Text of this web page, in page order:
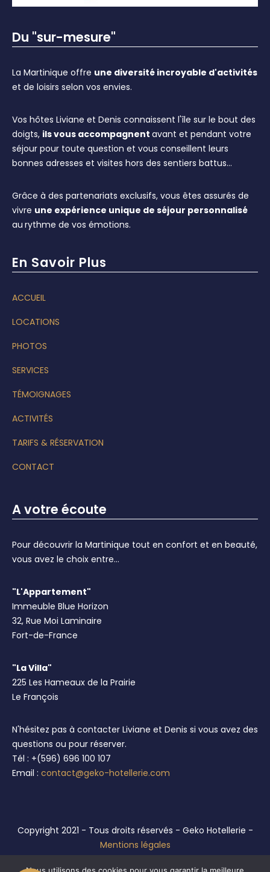
Du "sur-mesure"
La Martinique offre une diversité incroyable d'activités
et de loisirs selon vos envies.
Vos hôtes Liviane et Denis connaissent l'île sur le bout des
doigts, ils vous accompagnent avant et pendant votre
séjour pour toute question et vous conseillent leurs
bonnes adresses et visites hors des sentiers battus…
Grâce à des partenariats exclusifs, vous êtes assurés de
vivre une expérience unique de séjour personnalisé
au rythme de vos émotions.
En Savoir Plus
ACCUEIL
LOCATIONS
PHOTOS
SERVICES
TÉMOIGNAGES
ACTIVITÉS
TARIFS & RÉSERVATION
CONTACT
A votre écoute
Pour découvrir la Martinique tout en confort et en beauté,
vous avez le choix entre...
"L'Appartement"
Immeuble Blue Horizon
32, Rue Moi Laminaire
Fort-de-France
"La Villa"
225 Les Hameaux de la Prairie
Le François
N'hésitez pas à contacter Liviane et Denis si vous avez des
questions ou pour réserver.
Tél : +(596) 696 100 107
Email : contact@geko-hotellerie.com
Copyright 2021 - Tous droits réservés - Geko Hotellerie -
Mentions légales
Réalisation : Anthellia Conseil